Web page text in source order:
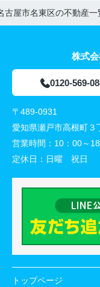
古屋市名東区の不動産一
株式
0120-569-
〒489-0931
愛知県瀬戸市高根町３
営業時間： 10：00～
定休日： 日曜 祝日
トップページ